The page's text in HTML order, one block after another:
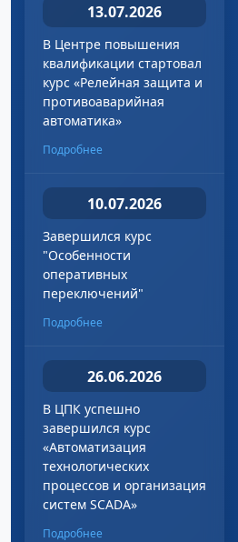
13.07.2026
В Центре повышения
квалификации стартовал
курс «Релейная защита и
противоаварийная
автоматика»
Подробнее
10.07.2026
Завершился курс
"Особенности
оперативных
переключений"
Подробнее
26.06.2026
В ЦПК успешно
завершился курс
«Автоматизация
технологических
процессов и организация
систем SCADA»
Подробнее